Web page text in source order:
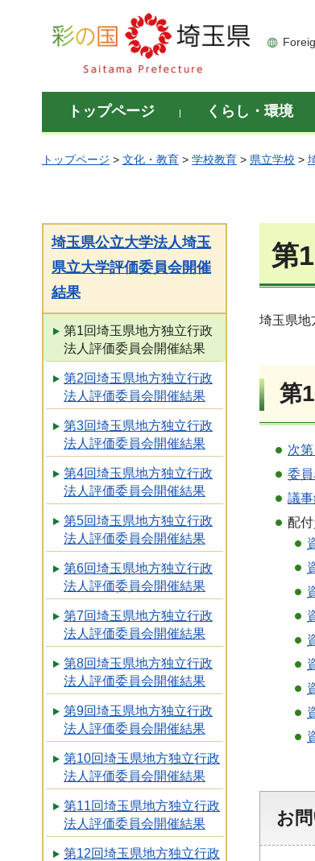
彩の国 埼玉県
トップページ くらし・環境
トップページ > 文化・教育 > 学校教育 > 県立学校 >
埼玉県公立大学法人埼玉
県立大学評価委員会開催
結果
第1回埼玉県地方独立行政
法人評価委員会開催結果
第2回埼玉県地方独立行政
法人評価委員会開催結果
第3回埼玉県地方独立行政
法人評価委員会開催結果
第4回埼玉県地方独立行政
法人評価委員会開催結果
第5回埼玉県地方独立行政
法人評価委員会開催結果
第6回埼玉県地方独立行政
法人評価委員会開催結果
第7回埼玉県地方独立行政
法人評価委員会開催結果
第8回埼玉県地方独立行政
法人評価委員会開催結果
第9回埼玉県地方独立行政
法人評価委員会開催結果
第10回埼玉県地方独立行政
法人評価委員会開催結果
第11回埼玉県地方独立行政
法人評価委員会開催結果
第12回埼玉県地方独立行政
第
埼玉県地
第
次
委
議
配
お